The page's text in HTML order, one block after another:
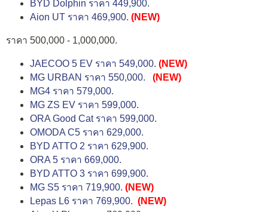
BYD Dolphin ราคา 449,900.
Aion UT ราคา 469,900. (NEW)
ราคา 500,000 - 1,000,000.
JAECOO 5 EV ราคา 549,000. (NEW)
MG URBAN ราคา 550,000.
(NEW)
MG4 ราคา 579,000.
MG ZS EV ราคา 599,000.
ORA Good Cat ราคา 599,000.
OMODA C5 ราคา 629,000.
BYD ATTO 2 ราคา 629,900.
ORA 5 ราคา 669,000.
BYD ATTO 3 ราคา 699,900.
MG S5 ราคา 719,900. (NEW)
Lepas L6 ราคา 769,900. (NEW)